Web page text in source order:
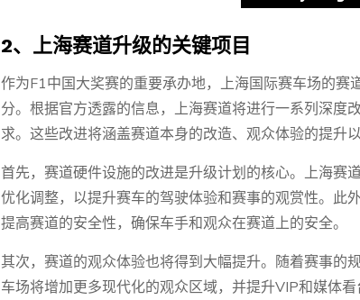
2、上海赛道升级的关键项目
作为F1中国大奖赛的重要承办地，上海国际赛车场的赛
分。根据官方透露的信息，上海赛道将进行一系列深度
求。这些改进将涵盖赛道本身的改造、观众体验的提升
首先，赛道硬件设施的改进是升级计划的核心。上海赛
优化调整，以提升赛车的驾驶体验和赛事的观赏性。此
提高赛道的安全性，确保车手和观众在赛道上的安全。
其次，赛道的观众体验也将得到大幅提升。随着赛事的
车场将增加更多现代化的观众区域，并提升VIP和媒体